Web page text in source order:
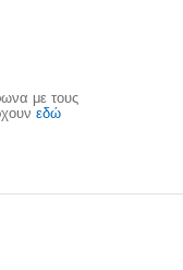
με τους
εδώ